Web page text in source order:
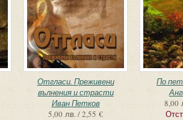
Отгласи. Преживени
вълнения и страсти
Иван Петков
5,00 лв. / 2,55 €
По
8,00